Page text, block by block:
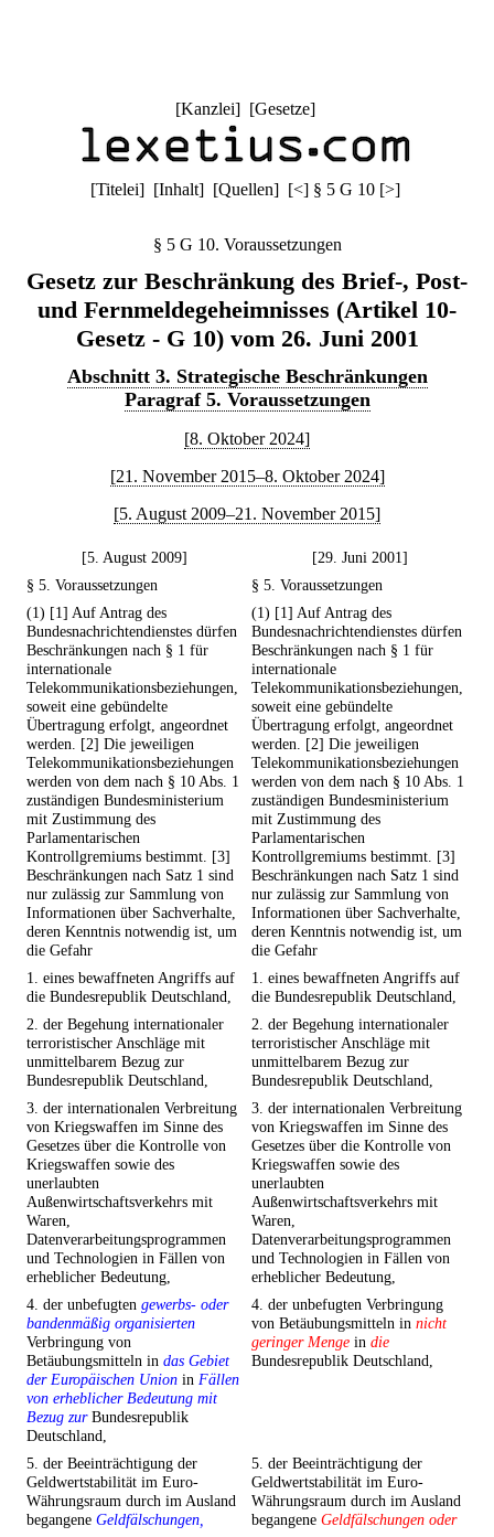
[Kanzlei] [Gesetze]
[Titelei] [Inhalt] [Quellen] [<] § 5 G 10 [>]
§ 5 G 10. Voraussetzungen
Gesetz zur Beschränkung des Brief-, Post-
und Fernmeldegeheimnisses (Artikel 10-
Gesetz - G 10) vom 26. Juni 2001
Abschnitt 3. Strategische Beschränkungen
Paragraf 5. Voraussetzungen
[8. Oktober 2024]
[21. November 2015–8. Oktober 2024]
[5. August 2009–21. November 2015]
[5. August 2009]
[29. Juni 2001]
§ 5. Voraussetzungen
§ 5. Voraussetzungen
(1) [1] Auf Antrag des
Bundesnachrichtendienstes dürfen
Beschränkungen nach § 1 für
internationale
Telekommunikationsbeziehungen,
soweit eine gebündelte
Übertragung erfolgt, angeordnet
werden. [2] Die jeweiligen
Telekommunikationsbeziehungen
werden von dem nach § 10 Abs. 1
zuständigen Bundesministerium
mit Zustimmung des
Parlamentarischen
Kontrollgremiums bestimmt. [3]
Beschränkungen nach Satz 1 sind
nur zulässig zur Sammlung von
Informationen über Sachverhalte,
deren Kenntnis notwendig ist, um
die Gefahr
(1) [1] Auf Antrag des
Bundesnachrichtendienstes dürfen
Beschränkungen nach § 1 für
internationale
Telekommunikationsbeziehungen,
soweit eine gebündelte
Übertragung erfolgt, angeordnet
werden. [2] Die jeweiligen
Telekommunikationsbeziehungen
werden von dem nach § 10 Abs. 1
zuständigen Bundesministerium
mit Zustimmung des
Parlamentarischen
Kontrollgremiums bestimmt. [3]
Beschränkungen nach Satz 1 sind
nur zulässig zur Sammlung von
Informationen über Sachverhalte,
deren Kenntnis notwendig ist, um
die Gefahr
1. eines bewaffneten Angriffs auf
die Bundesrepublik Deutschland,
1. eines bewaffneten Angriffs auf
die Bundesrepublik Deutschland,
2. der Begehung internationaler
terroristischer Anschläge mit
unmittelbarem Bezug zur
Bundesrepublik Deutschland,
2. der Begehung internationaler
terroristischer Anschläge mit
unmittelbarem Bezug zur
Bundesrepublik Deutschland,
3. der internationalen Verbreitung
von Kriegswaffen im Sinne des
Gesetzes über die Kontrolle von
Kriegswaffen sowie des
unerlaubten
Außenwirtschaftsverkehrs mit
Waren,
Datenverarbeitungsprogrammen
und Technologien in Fällen von
erheblicher Bedeutung,
3. der internationalen Verbreitung
von Kriegswaffen im Sinne des
Gesetzes über die Kontrolle von
Kriegswaffen sowie des
unerlaubten
Außenwirtschaftsverkehrs mit
Waren,
Datenverarbeitungsprogrammen
und Technologien in Fällen von
erheblicher Bedeutung,
4. der unbefugten gewerbs- oder
bandenmäßig organisierten
Verbringung von
Betäubungsmitteln in das Gebiet
der Europäischen Union in Fällen
von erheblicher Bedeutung mit
Bezug zurBundesrepublik
Deutschland,
4. der unbefugten Verbringung
von Betäubungsmitteln in nicht
geringer Menge in die
Bundesrepublik Deutschland,
5. der Beeinträchtigung der
Geldwertstabilität im Euro-
Währungsraum durch im Ausland
begangene Geldfälschungen,
5. der Beeinträchtigung der
Geldwertstabilität im Euro-
Währungsraum durch im Ausland
begangene Geldfälschungen oder